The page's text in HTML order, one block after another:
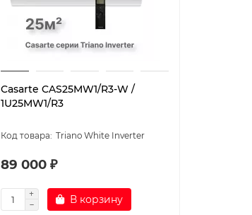
Casarte CAS25MW1/R3-W /
1U25MW1/R3
Triano White Inverter
89 000 ₽
В корзину